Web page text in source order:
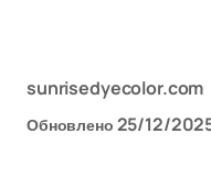
sunrisedyecolor.com
Обновлено 25/12/